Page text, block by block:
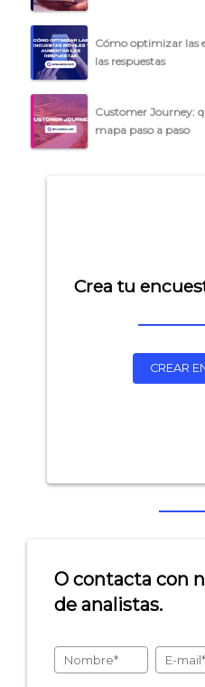
Cómo optimizar las
las respuestas
Customer Journey:
mapa paso a paso
Crea tu
CREAR
O contacta con
de analistas.